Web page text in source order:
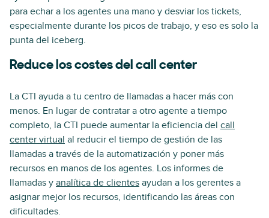
para echar a los agentes una mano y desviar los tickets,
especialmente durante los picos de trabajo, y eso es solo la
punta del iceberg.
Reduce los costes del call center
La CTI ayuda a tu centro de llamadas a hacer más con
menos. En lugar de contratar a otro agente a tiempo
completo, la CTI puede aumentar la eficiencia del call
center virtual al reducir el tiempo de gestión de las
llamadas a través de la automatización y poner más
recursos en manos de los agentes. Los informes de
llamadas y analítica de clientes ayudan a los gerentes a
asignar mejor los recursos, identificando las áreas con
dificultades.